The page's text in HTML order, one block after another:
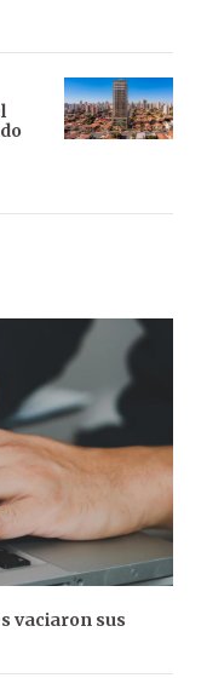
vaciaron sus